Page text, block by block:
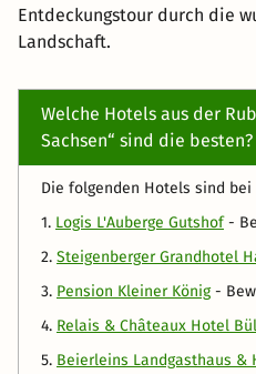
Entdeckungstour durch die
Landschaft.
Welche Hotels aus der
Sachsen“ sind die besten?
Die folgenden Hotels sind
1. Logis L'Auberge Gutshof-
2. Steigenberger Grandhotel
3. Pension Kleiner König-
4. Relais & Châteaux Hotel
5. Beierleins Landgasthaus &